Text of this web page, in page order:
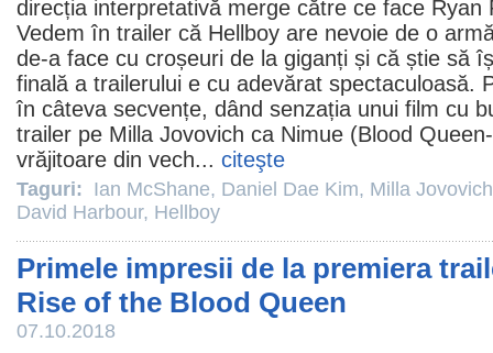
direcția interpretativă merge către ce face Ryan
Vedem în trailer că Hellboy are nevoie de o
de-a face cu croșeuri de la giganți și că știe să
finală a trailerului e cu adevărat spectaculoasă.
în câteva secvențe, dând senzația unui film cu
trailer pe Milla Jovovich ca Nimue (Blood
vrăjitoare din vech... citeşte
Taguri: Ian McShane, Daniel Dae Kim, Milla Jovovich
David Harbour, Hellboy
Primele impresii de la premiera
Rise of the Blood Queen
07.10.2018